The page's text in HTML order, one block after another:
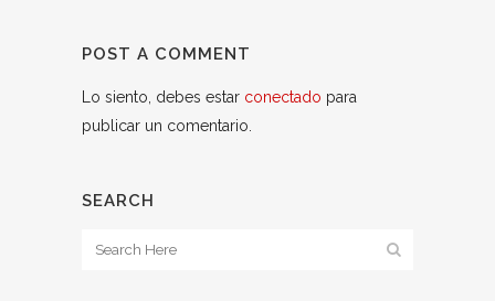
POST A COMMENT
Lo siento, debes estar conectado para
publicar un comentario.
SEARCH